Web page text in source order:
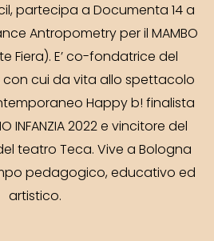
partecipa a Documenta 14 a
Antropometry per il MAMBO
Fiera). E’ co-fondatrice del
con cui da vita allo spettacolo
Happy b! finalista
INFANZIA 2022 e vincitore del
teatro Teca. Vive a Bologna
pedagogico, educativo ed
artistico.